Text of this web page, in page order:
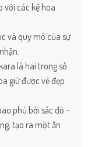
với các kệ hoa
và quy mô của sự
là hai trong số
giữ được vẻ đẹp
phủ bởi sắc đỏ -
tạo ra một ấn